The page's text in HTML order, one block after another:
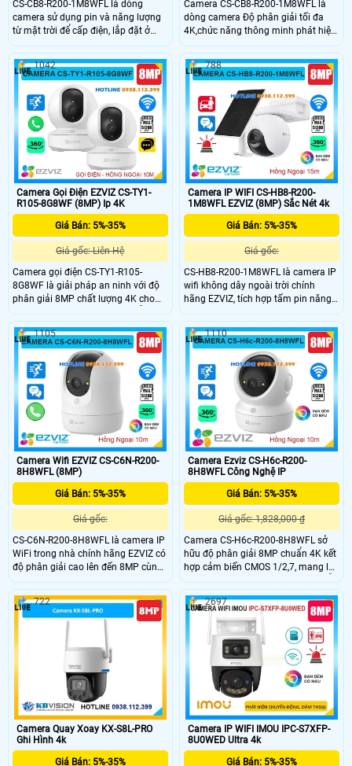
CS-CB8-R200-1M8WFL là dòng
camera sử dụng pin và năng lượng
từ mặt trời để cấp điện, lắp đặt ở
những vị trí đặc thù, ống kính có độ
phân giải 8.0MP, trang bị chống
nước chuẩn IP 56, hỗ trợ thẻ nhớ
512Gb, kèm theo đấy là khả năng
quay 360 độ và đàm thoại 2 chiều
trực tiếp
Camera CS-CB8-R200-1M8WFL là
dòng camera Độ phân giải tối đa
4K,chức năng thông minh phát hiện
hình dạng con người, không dây.
Thiết kế khép kín,tích hợp khe cắm
thẻ nhớ Micro SD 512GB,tầm nhìn
ban đêm 15m
Camera Gọi Điện EZVIZ CS-TY1-
R105-8G8WF (8MP) Ip 4K
Giá Bán: 5%-35%
Giá gốc: Liên Hệ
Camera gọi điện CS-TY1-R105-
8G8WF là giải pháp an ninh với độ
phân giải 8MP chất lượng 4K cho
hình ảnh sắc nét và chi tiết. Hỗ trợ
quay xoay 360 độ, phát hiện và theo
dõi chuyển động thông minh, cùng
chuẩn nén H.265 giúp tiết kiệm
băng thông. Camera còn tích hợp
micro, loa, hỗ trợ đàm thoại hai
chiều, khe cắm thẻ nhớ đến 512GB,
tầm nhìn hồng ngoại 10m và kết nối
WiFi tiện lợi.
1042
Camera IP WIFI CS-HB8-R200-
1M8WFL EZVIZ (8MP) Sắc Nét 4k
Giá Bán: 5%-35%
Giá gốc:
CS-HB8-R200-1M8WFL là camera IP
wifi không dây ngoài trời chính
hãng EZVIZ, tích hợp tấm pin năng
lượng mặt trời tiện lợi. Camera có
độ phân giải cao lên đến 8MP, hỗ trợ
quay quét 360 độ, ghi hình ban đêm
full color với tầm nhìn hồng ngoại
15m, phát hiện con người và
phương tiện thông minh chính xác.
Camera còn tích hợp mic và loa
đàm thoại hai chiều cùng khe cắm
thẻ nhớ lên đến 512GB.
788
Camera Wifi EZVIZ CS-C6N-R200-
8H8WFL (8MP)
Giá Bán: 5%-35%
Giá gốc:
CS-C6N-R200-8H8WFL là camera IP
WiFi trong nhà chính hãng EZVIZ có
độ phân giải cao lên đến 8MP cùng
khả năng quay quét linh hoạt và nút
gọi điện tiện lợi. Camera hỗ trợ hồng
ngoại 10m, đèn trợ sáng, phát hiện
người và phân biệt hình dạng vật
nuôi chính xác. Camera tích hợp
micro, loa đàm thoại hai chiều và
khe cắm thẻ nhớ lên đến 512GB,
mang đến giải pháp an ninh toàn
diện cho gia đình.
1105
Camera Ezviz CS-H6c-R200-
8H8WFL Công Nghệ IP
Giá Bán: 5%-35%
Giá gốc: 1,828,000 ₫
Camera CS-H6c-R200-8H8WFL sở
hữu độ phân giải 8MP chuẩn 4K kết
hợp cảm biến CMOS 1/2,7, mang lại
hình ảnh sắc nét, chi tiết cả ngày lẫn
đêm. Góc nhìn rộng với ống kính
4mm @ F1.6, bao phủ 87° ngang,
53° dọc, phù hợp giám sát không
gian lớn, hạn chế điểm mù hiệu quả.
1110
Camera Quay Xoay KX-S8L-PRO
Ghi Hình 4k
Giá Bán: 5%-35%
722
Camera IP WIFI IMOU IPC-S7XFP-
8U0WED Ultra 4k
Giá Bán: 5%-35%
2697